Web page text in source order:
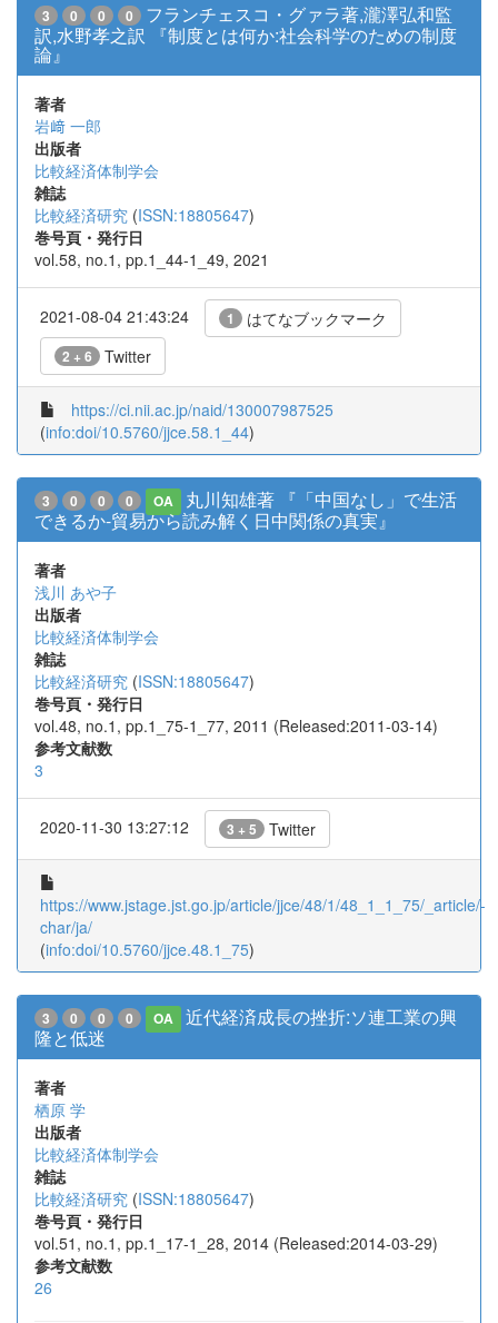
3 0 0 0
フランチェスコ・グァラ著,瀧澤弘和監
訳,水野孝之訳 『制度とは何か:社会科学のための制度
論』
著者
岩﨑 一郎
出版者
比較経済体制学会
雑誌
比較経済研究 (ISSN:18805647)
巻号頁・発行日
vol.58, no.1, pp.1_44-1_49, 2021
2021-08-04 21:43:24 1 はてなブックマーク
2 + 6 Twitter
https://ci.nii.ac.jp/naid/130007987525
(info:doi/10.5760/jjce.58.1_44)
3 0 0 0 OA
丸川知雄著 『「中国なし」で生活
できるか-貿易から読み解く日中関係の真実』
著者
浅川 あや子
出版者
比較経済体制学会
雑誌
比較経済研究 (ISSN:18805647)
巻号頁・発行日
vol.48, no.1, pp.1_75-1_77, 2011 (Released:2011-03-14)
参考文献数
3
2020-11-30 13:27:12 3 + 5 Twitter
https://www.jstage.jst.go.jp/article/jjce/48/1/48_1_1_75/_article/-
char/ja/
(info:doi/10.5760/jjce.48.1_75)
3 0 0 0 OA
近代経済成長の挫折:ソ連工業の興
隆と低迷
著者
栖原 学
出版者
比較経済体制学会
雑誌
比較経済研究 (ISSN:18805647)
巻号頁・発行日
vol.51, no.1, pp.1_17-1_28, 2014 (Released:2014-03-29)
参考文献数
26